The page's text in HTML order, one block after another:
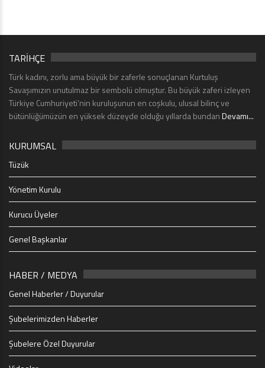
TARİHÇE
Türk kadını, zorlu ama büyük bir zaferle sonuçlanan Kurtuluş
Savaşımızın unutulmaz bir sembolü olmuştur. Bu büyük zaferi izleyen
Türkiye Cumhuriyeti’nin kuruluşunun en coşkulu, ulusal bilinç ve
bütünlüğümüzün en yüksek düzeyde olduğu yıllarda bundanDevamı...
KURUMSAL
Tüzük
Yönetim Kurulu
Kurucu Üyeler
Genel Başkanlar
HABER / MEDYA
Genel Haberler / Duyurular
Şubelerimizden Haberler
Şubelere Özel Duyurular